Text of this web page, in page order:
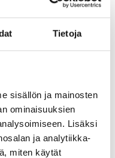
Tietoja
sisällön ja mainosten
ominaisuuksien
Lisäksi
ja analytiikka-
miten käytät
tarpeellisia
tiedot
käytetään
eikä niitä voida
ole laissa
rekisteröityä